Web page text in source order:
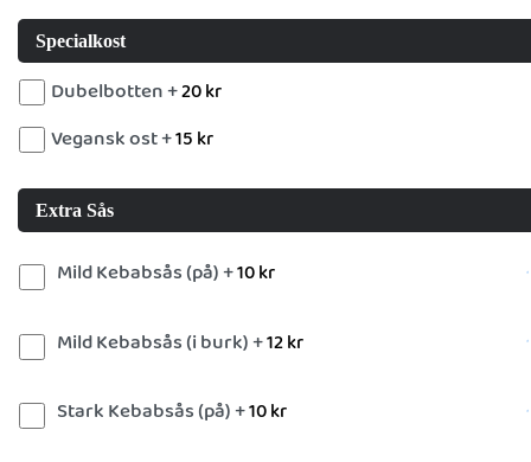
Specialkost
Dubelbotten +20kr
Vegansk ost +15 kr
Extra Sås
Mild Kebabsås (på) +10kr
Mild Kebabsås (i burk) +12kr
Stark Kebabsås (på) +10kr